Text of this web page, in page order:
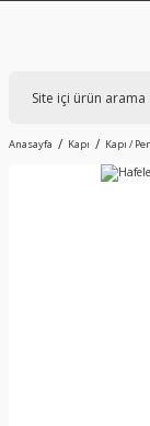
Anasayfa Kapı Kapı /